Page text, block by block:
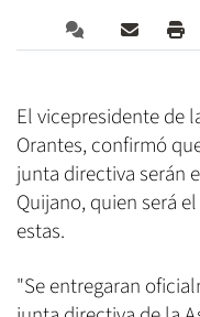
El vicepresidente de
Orantes, confirmó
junta directiva serán
Quijano, quien será
estas.
"Se entregaran